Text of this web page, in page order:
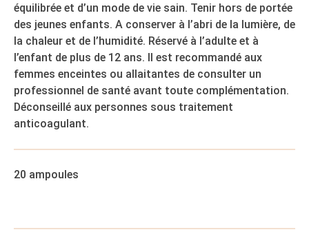
équilibrée et d’un mode de vie sain. Tenir hors de portée
des jeunes enfants. A conserver à l’abri de la lumière, de
la chaleur et de l’humidité. Réservé à l’adulte et à
l’enfant de plus de 12 ans. Il est recommandé aux
femmes enceintes ou allaitantes de consulter un
professionnel de santé avant toute complémentation.
Déconseillé aux personnes sous traitement
anticoagulant.
20 ampoules